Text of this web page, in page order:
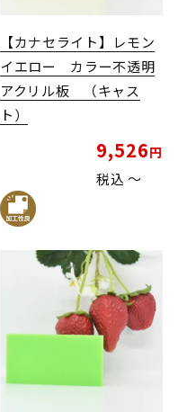
【カナセライト】レモン
イエロー カラー不透明
アクリル板 （キャス
ト）
9,526
税込 〜